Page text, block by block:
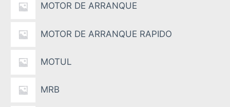
MOTOR DE ARRANQUE
MOTOR DE ARRANQUE RAPIDO
MOTUL
MRB